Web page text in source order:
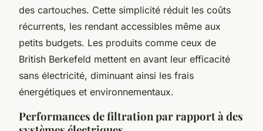
des cartouches. Cette simplicité réduit les coûts
récurrents, les rendant accessibles même aux
petits budgets. Les produits comme ceux de
British Berkefeld mettent en avant leur efficacité
sans électricité, diminuant ainsi les frais
énergétiques et environnementaux.
Performances de filtration par rapport à des